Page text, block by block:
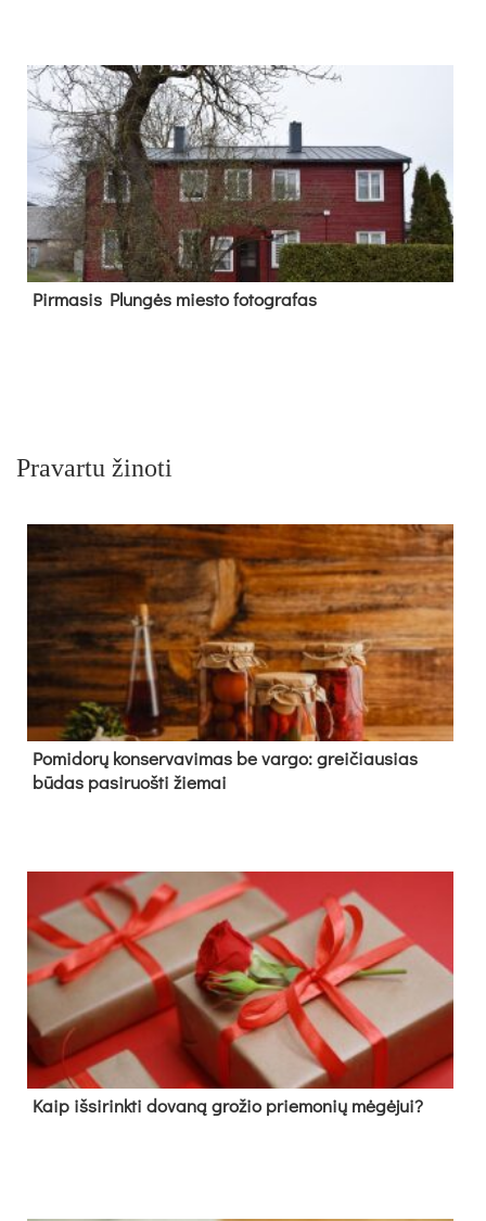
Pir­ma­sis Plun­gės mies­to fo­tog­ra­fas
Pravartu žinoti
Pomidorų konservavimas be vargo: greičiausias
būdas pasiruošti žiemai
Kaip išsirinkti dovaną grožio priemonių mėgėjui?